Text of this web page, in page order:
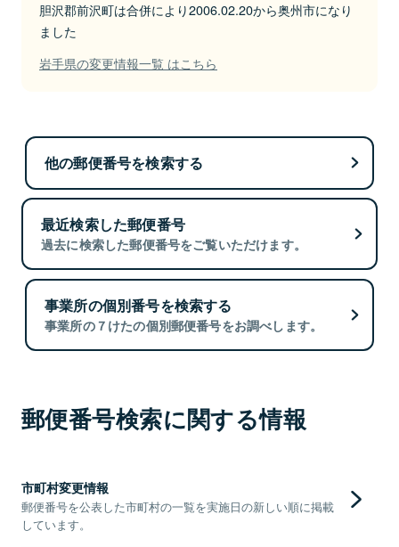
胆沢郡前沢町は合併により2006.02.20から奥州市になり
ました
岩手県の変更情報一覧 はこちら
他の郵便番号を検索する
最近検索した郵便番号
過去に検索した郵便番号をご覧いただけます。
事業所の個別番号を検索する
事業所の７けたの個別郵便番号をお調べします。
郵便番号検索に関する情報
市町村変更情報
郵便番号を公表した市町村の一覧を実施日の新しい順に掲載
しています。